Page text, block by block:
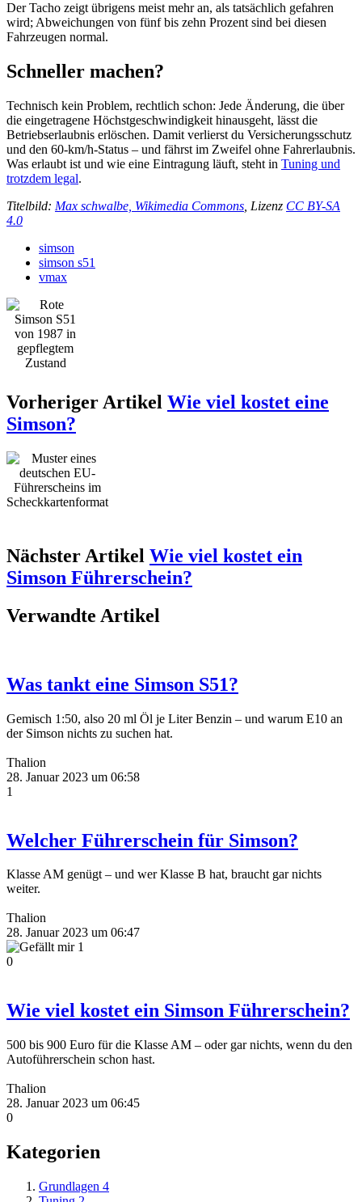
Der Tacho zeigt übrigens meist mehr an, als tatsächlich gefahren
wird; Abweichungen von fünf bis zehn Prozent sind bei diesen
Fahrzeugen normal.
Schneller machen?
Technisch kein Problem, rechtlich schon: Jede Änderung, die über
die eingetragene Höchstgeschwindigkeit hinausgeht, lässt die
Betriebserlaubnis erlöschen. Damit verlierst du Versicherungsschutz
und den 60-km/h-Status – und fährst im Zweifel ohne Fahrerlaubnis.
Was erlaubt ist und wie eine Eintragung läuft, steht in Tuning und
trotzdem legal.
Titelbild: Max schwalbe, Wikimedia Commons , Lizenz CC BY-SA
4.0
simson
simson s51
vmax
Vorheriger Artikel Wie viel kostet eine
Simson?
Nächster Artikel Wie viel kostet ein
Simson Führerschein?
Verwandte Artikel
Was tankt eine Simson S51?
Gemisch 1:50, also 20 ml Öl je Liter Benzin – und warum E10 an
der Simson nichts zu suchen hat.
Thalion
28. Januar 2023 um 06:58
1
Welcher Führerschein für Simson?
Klasse AM genügt – und wer Klasse B hat, braucht gar nichts
weiter.
Thalion
28. Januar 2023 um 06:47
1
0
Wie viel kostet ein Simson Führerschein?
500 bis 900 Euro für die Klasse AM – oder gar nichts, wenn du den
Autoführerschein schon hast.
Thalion
28. Januar 2023 um 06:45
0
Kategorien
Grundlagen 4